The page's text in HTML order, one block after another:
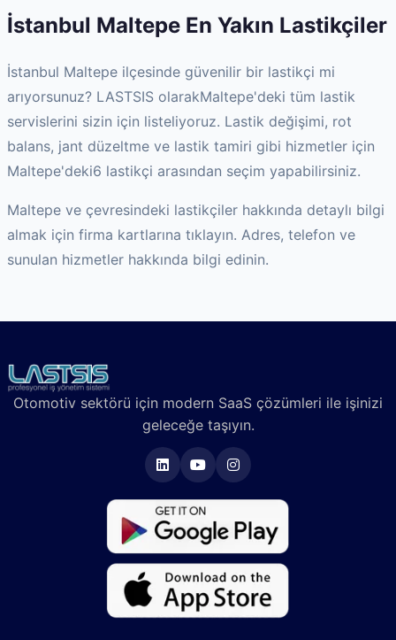
İstanbul Maltepe En Yakın Lastikçiler
İstanbul Maltepe ilçesinde güvenilir bir lastikçi mi
arıyorsunuz? LASTSIS olarakMaltepe'deki tüm lastik
servislerini sizin için listeliyoruz. Lastik değişimi, rot
balans, jant düzeltme ve lastik tamiri gibi hizmetler için
Maltepe'deki6 lastikçi arasından seçim yapabilirsiniz.
Maltepe ve çevresindeki lastikçiler hakkında detaylı bilgi
almak için firma kartlarına tıklayın. Adres, telefon ve
sunulan hizmetler hakkında bilgi edinin.
Otomotiv sektörü için modern SaaS çözümleri ile işinizi
geleceğe taşıyın.